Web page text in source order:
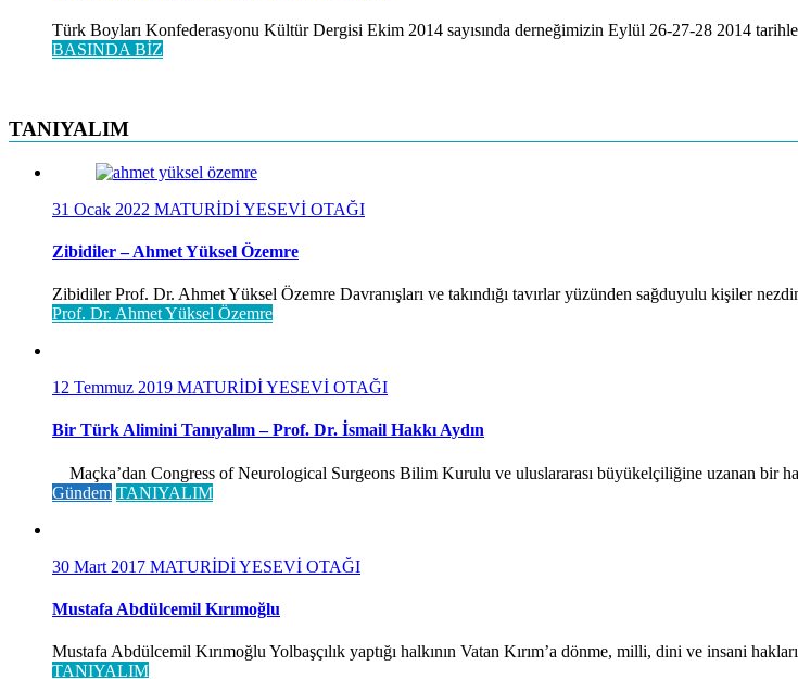
Türk Boyları Konfederasyonu Kültür Dergisi Ekim 2014 sayısında derneğimizin Eylül 26-27-28 2014
BASINDA BİZ
TANIYALIM
31 Ocak 2022 MATURİDİ YESEVİ OTAĞI
Zibidiler – Ahmet Yüksel Özemre
Zibidiler Prof. Dr. Ahmet Yüksel Özemre Davranışları ve takındığı tavırlar yüzünden sağduyulu kişiler
Prof. Dr. Ahmet Yüksel Özemre
12 Temmuz 2019 MATURİDİ YESEVİ OTAĞI
Bir Türk Alimini Tanıyalım – Prof. Dr. İsmail Hakkı Aydın
Maçka’dan Congress of Neurological Surgeons Bilim Kurulu ve uluslararası büyükelçiliğine uzanan bir
Gündem TANIYALIM
30 Mart 2017 MATURİDİ YESEVİ OTAĞI
Mustafa Abdülcemil Kırımoğlu
Mustafa Abdülcemil Kırımoğlu Yolbaşçılık yaptığı halkının Vatan Kırım’a dönme, milli, dini ve insani
TANIYALIM